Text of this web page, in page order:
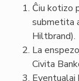
Ĉiu kotizo
submetita
Hiltbrand).
La
Civita